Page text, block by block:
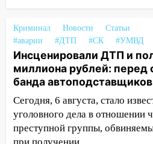
20:22
Мошенники
жительницу
19:14 Житель
подвез троих
заработал уголовное
18:14 Прогноз погоды
Ульяновской области
Криминал Новости
Статьи
#аварии
#ДТП #СК #УМВД
Инсценировали ДТП и
миллиона рублей: перед
банда автоподставщиков
Сегодня, 6 августа, стало
уголовного дела в отношении
преступной группы,